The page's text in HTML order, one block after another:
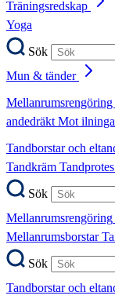
Träningsredskap
Yoga
Sök
Mun & tänder
Mellanrumsrengöring
andedräktMot
Tandborstar och
Tandkräm
Sök
Mellanrumsrengöring
Mellanrumsborstar
Sök
Tandborstar och